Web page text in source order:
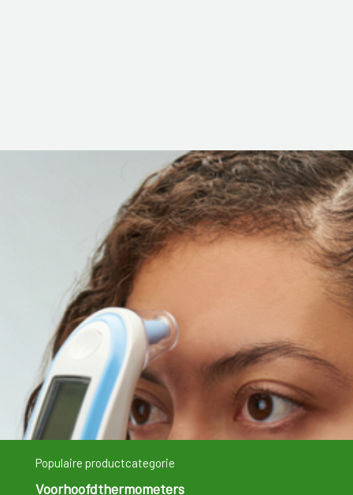
Populaire productcategorie
Voorhoofdthermometers